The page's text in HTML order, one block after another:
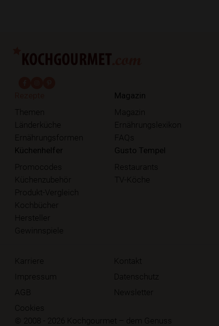
Themen
Länderküche
Ernährungsformen
Magazin
Magazin
Ernährungslexikon
FAQs
Küchenhelfer
Promocodes
Küchenzubehör
Produkt-Vergleich
Kochbücher
Hersteller
Gewinnspiele
Gusto Tempel
Restaurants
TV-Köche
© 2008 - 2026 Kochgourmet – dem Genuss
Karriere
Kontakt
Impressum
Datenschutz
AGB
Newsletter
Cookies